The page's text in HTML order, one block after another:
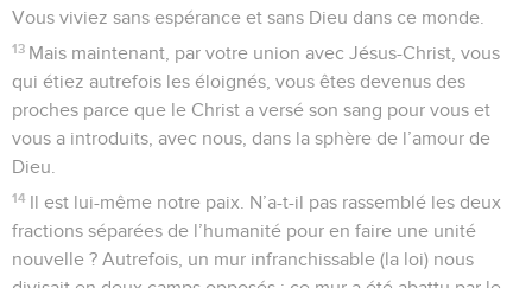
Vous viviez sans espérance et sans Dieu dans ce monde.
13 Mais maintenant, par votre union avec Jésus-Christ, vous
qui étiez autrefois les éloignés, vous êtes devenus des
proches parce que le Christ a versé son sang pour vous et
vous a introduits, avec nous, dans la sphère de l’amour de
Dieu.
14 Il est lui-même notre paix. N’a-t-il pas rassemblé les deux
fractions séparées de l’humanité pour en faire une unité
nouvelle ? Autrefois, un mur infranchissable (la loi) nous